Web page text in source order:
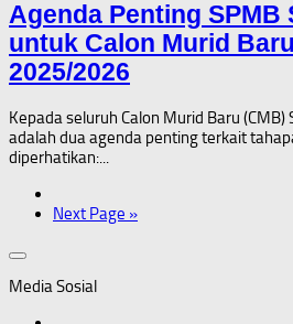
Agenda Penting SPMB
untuk Calon Murid
2025/2026
Kepada seluruh Calon Murid Baru
adalah dua agenda penting terkait
diperhatikan:...
Next Page »
Media Sosial